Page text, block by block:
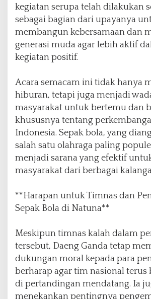
kegiatan serupa telah dilakukan
sebagai bagian dari upayanya
membangun kebersamaan dan
generasi muda agar lebih aktif
kegiatan positif.
Acara semacam ini tidak hanya
hiburan, tetapi juga menjadi
masyarakat untuk bertemu dan
khususnya tentang
Indonesia. Sepak bola, yang
salah satu olahraga paling
menjadi sarana yang efektif
masyarakat dari berbagai
**Harapan untuk Timnas dan
Sepak Bola di Natuna**
Meskipun timnas kalah dalam
tersebut, Daeng Ganda tetap
dukungan moral kepada para
berharap agar tim nasional terus
di pertandingan mendatang. Ia
menekankan pentingnya